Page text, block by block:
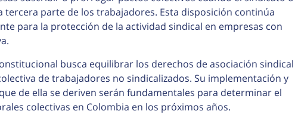
tercera parte de los trabajadores. Esta disposición continúa
para la protección de la actividad sindical en empresas con
busca equilibrar los derechos de asociación sindical
de trabajadores no sindicalizados. Su implementación y
de ella se deriven serán fundamentales para determinar el
colectivas en Colombia en los próximos años.